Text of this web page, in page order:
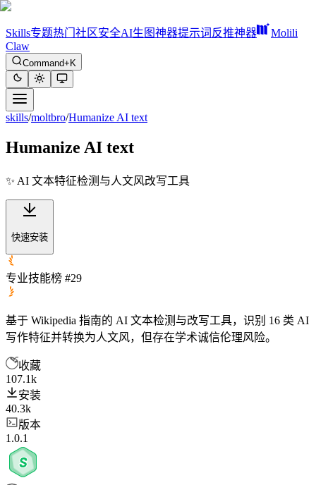
Skills专题热门 社区安全AI生图神器提示词反推神器
Molili
Claw
Command+K
skills/moltbro/Humanize AI text
Humanize AI text
✨ AI 文本特征检测与人文风改写工具
快速安装
专业技能榜 #29
基于 Wikipedia 指南的 AI 文本检测与改写工具，识别 16 类 AI
写作特征并转换为人文风，但存在学术诚信伦理风险。
收藏
107.1k
安装
40.3k
版本
1.0.1